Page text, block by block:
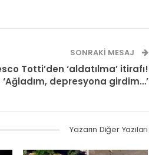
SONRAKI MESAJ
Totti’den ‘aldatılma’ itirafı!
‘Ağladım, depresyona girdim…’
Yazarın Diğer Yazıları